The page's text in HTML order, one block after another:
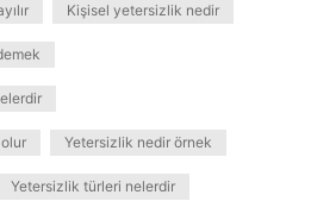
Kişisel yetersizlik nedir
Yetersizlik nedir örnek
Yetersizlik türleri nelerdir